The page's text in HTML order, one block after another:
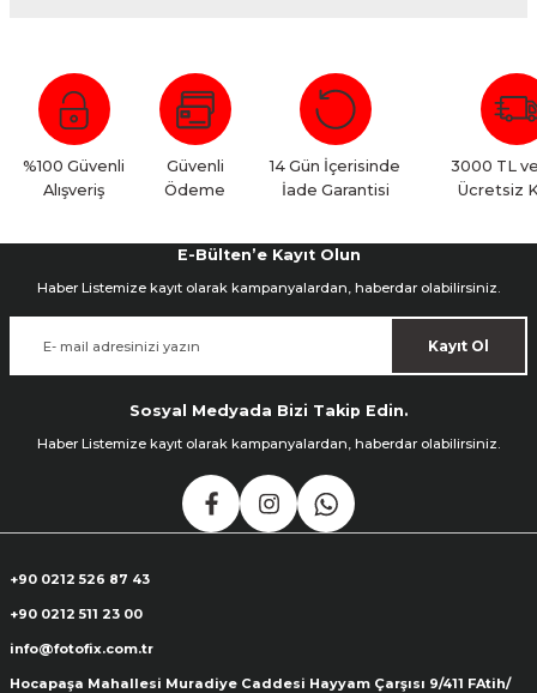
Bu ürüne ilk yorumu siz yapın!
Yorum Yaz
%100 Güvenli
Alışveriş
Güvenli
Ödeme
14 Gün İçerisinde
İade Garantisi
3000 TL
Ücretsiz
E-Bülten’e Kayıt Olun
Haber Listemize kayıt olarak kampanyalardan, haberdar olabilirsiniz.
Kayıt Ol
Sosyal Medyada Bizi Takip Edin.
Haber Listemize kayıt olarak kampanyalardan, haberdar olabilirsiniz.
+90 0212 526 87 43
+90 0212 511 23 00
info@fotofix.com.tr
Hocapaşa Mahallesi Muradiye Caddesi Hayyam Çarşısı 9/411 FAtih/